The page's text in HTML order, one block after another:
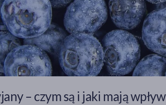
– czym są i jaki mają